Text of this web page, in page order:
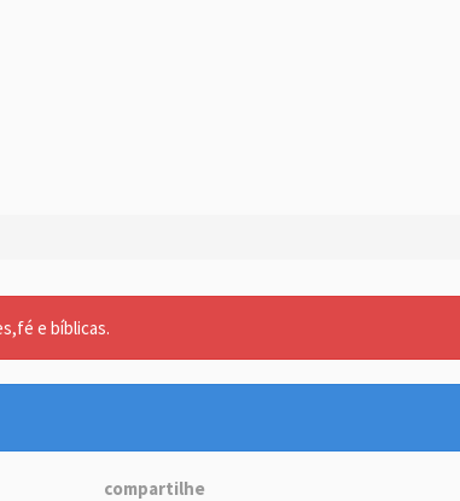
e bíblicas.
compartilhe